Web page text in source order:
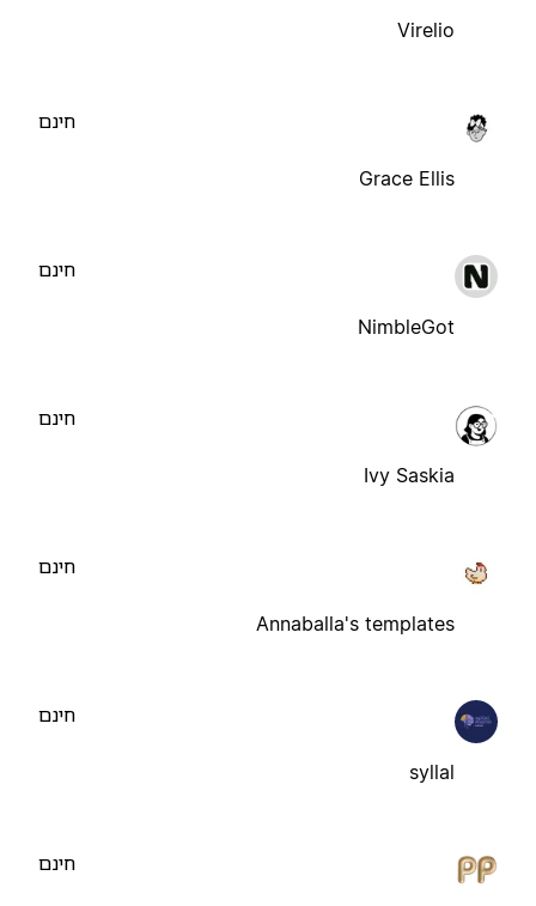
Virelio
Grace Ellis
חינם
NimbleGot
חינם
Ivy Saskia
חינם
Annaballa's templates
חינם
syllal
חינם
חינם